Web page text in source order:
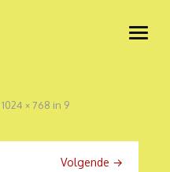
open
1024 × 768 in 9
Volgende →